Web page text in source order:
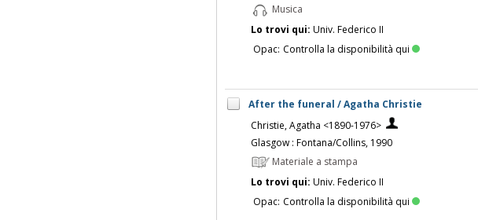
Musica
Lo trovi qui: Univ. Federico II
Opac: Controlla la disponibilità qui
After the funeral / Agatha Christie
Christie, Agatha <1890-1976>
Glasgow : Fontana/Collins, 1990
Materiale a stampa
Lo trovi qui: Univ. Federico II
Opac: Controlla la disponibilità qui